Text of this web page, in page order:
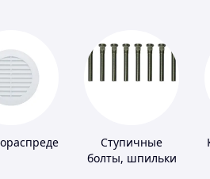
Ступичные
болты, шпильки